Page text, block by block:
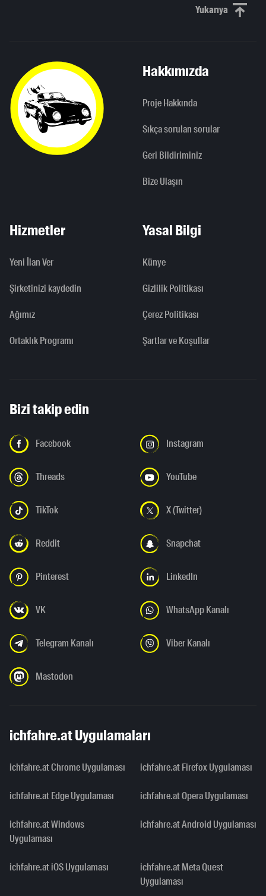
YukarıyaYukarı
Hakkımızda
Proje Hakkında
Sıkça sorulan sorular
Geri Bildiriminiz
Bize Ulaşın
Hizmetler
Yeni İlan Ver
Şirketinizi kaydedin
Ağımız
Ortaklık Programı
Yasal Bilgi
Künye
Gizlilik Politikası
Çerez Politikası
Şartlar ve Koşullar
Bizi takip edin
Facebook Instagram
Threads YouTube
TikTok X (Twitter)
Reddit Snapchat
Pinterest LinkedIn
VK WhatsApp Kanalı
Telegram Kanalı Viber Kanalı
Mastodon
ichfahre.at Uygulamaları
ichfahre.at Chrome Uygulaması ichfahre.at Firefox Uygulaması
ichfahre.at Edge Uygulaması ichfahre.at Opera Uygulaması
ichfahre.at Windows
Uygulaması
ichfahre.at Android Uygulaması
ichfahre.at iOS Uygulaması
ichfahre.at Meta Quest
Uygulaması